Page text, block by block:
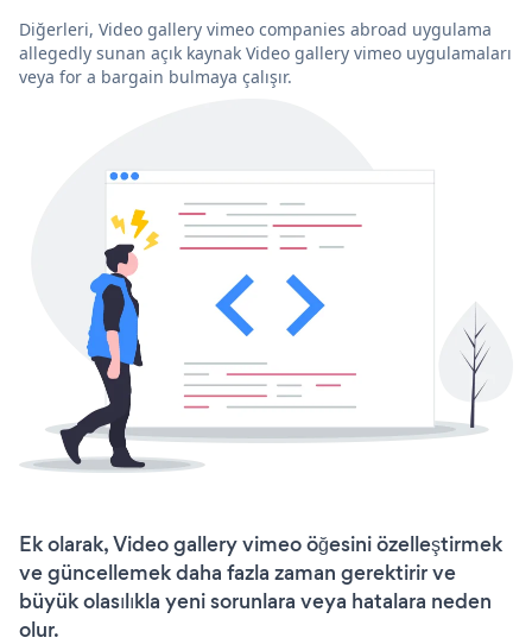
Diğerleri, Video gallery vimeo companies abroad uygulama
allegedly sunan açık kaynak Video gallery vimeo uygulamaları
veya for a bargain bulmaya çalışır.
Ek olarak, Video gallery vimeo öğesini özelleştirmek
ve güncellemek daha fazla zaman gerektirir ve
büyük olasılıkla yeni sorunlara veya hatalara neden
olur.